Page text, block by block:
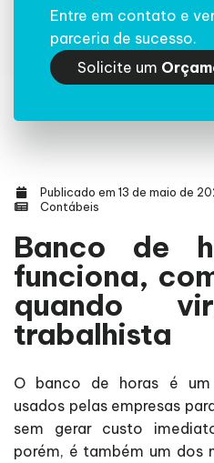
Entre em contato e
parceria de sucesso.
Solicite um
Publicado em 13 de maio de
Contábeis
Banco de
funciona,
quando
trabalhista
O banco de horas é um
usados pelas empresas
sem gerar custo
porém, é também um dos